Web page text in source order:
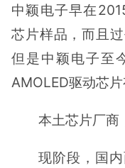
中颖电子早在
芯片样品，而且
但是中颖电子至
AMOLED驱动芯片
本土芯片厂商
现阶段，国